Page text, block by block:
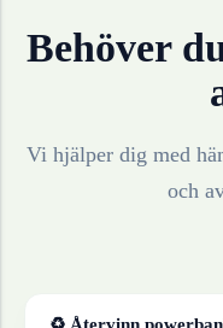
Behöver
Vi hjälper dig med
och